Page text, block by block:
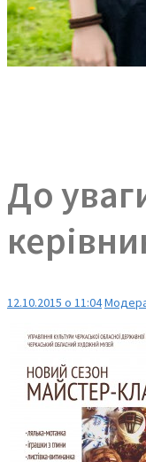
До
12.10.2015 о 11:04